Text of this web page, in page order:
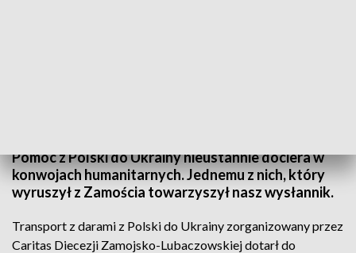
Pomoc z Polski do Ukrainy nieustannie dociera w
konwojach humanitarnych. Jednemu z nich, który
wyruszył z Zamościa towarzyszył nasz wysłannik.
Transport z darami z Polski do Ukrainy zorganizowany przez
Caritas Diecezji Zamojsko-Lubaczowskiej dotarł do